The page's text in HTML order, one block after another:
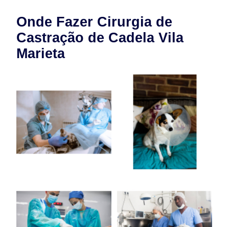
Onde Fazer Cirurgia de
Castração de Cadela Vila
Marieta